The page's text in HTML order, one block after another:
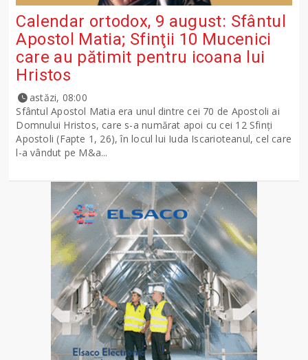
Calendar ortodox, 9 august: Sfântul
Apostol Matia; Sfinţii 10 Mucenici
care au pătimit pentru icoana lui
Hristos
astăzi, 08:00
Sfântul Apostol Matia era unul dintre cei 70 de Apostoli ai
Domnului Hristos, care s-a numărat apoi cu cei 12 Sfinţi
Apostoli (Fapte 1, 26), în locul lui Iuda Iscarioteanul, cel care
l-a vândut pe M&a...